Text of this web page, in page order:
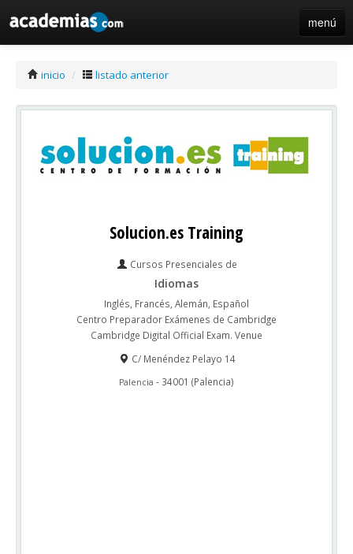
menú
inicio / listado anterior
Solucion.es Training
Cursos Presenciales de
Idiomas
Inglés, Francés, Alemán, Español
Centro Preparador Exámenes de Cambridge
Cambridge Digital Official Exam. Venue
C/ Menéndez Pelayo 14
Palencia - 34001 (Palencia)